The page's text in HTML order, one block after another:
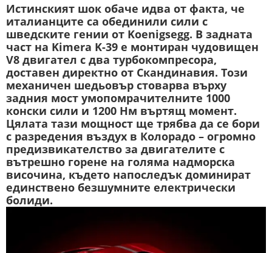
Истинският шок обаче идва от факта, че
италианците са обединили сили с
шведските гении от Koenigsegg. В задната
част на Kimera K-39 е монтиран чудовищен
V8 двигател с два турбокомпресора,
доставен директно от Скандинавия. Този
механичен шедьовър стоварва върху
задния мост умопомрачителните 1000
конски сили и 1200 Нм въртящ момент.
Цялата тази мощност ще трябва да се бори
с разредения въздух в Колорадо – огромно
предизвикателство за двигателите с
вътрешно горене на голяма надморска
височина, където напоследък доминират
единствено безшумните електрически
болиди.